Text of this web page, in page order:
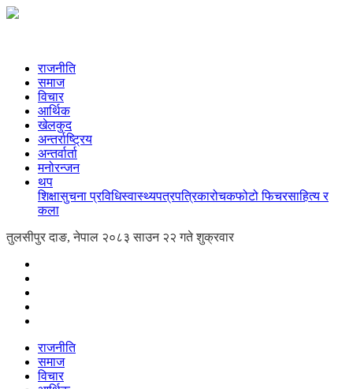
राजनीति
समाज
विचार
आर्थिक
खेलकुद
अन्तर्राष्ट्रिय
अन्तर्वार्ता
मनोरन्जन
थप
शिक्षासुचना प्रविधिस्वास्थ्यपत्रपत्रिकारोचकफोटो फिचरसाहित्य र
कला
तुलसीपुर दाङ, नेपाल २०८३ साउन २२ गते शुक्रवार
राजनीति
समाज
विचार